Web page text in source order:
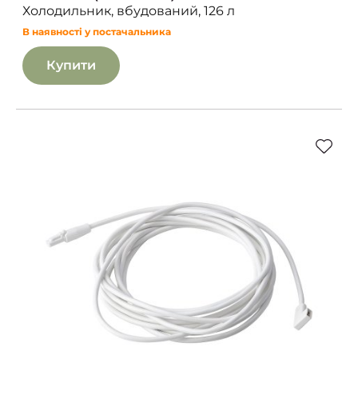
Холодильник, вбудований, 126 л
В наявності у постачальника
Купити